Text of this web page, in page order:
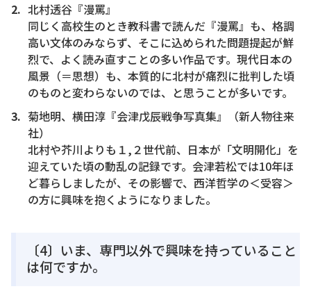
北村透谷『漫罵』
同じく高校生のとき教科書で読んだ『漫罵』も、格調
高い文体のみならず、そこに込められた問題提起が鮮
烈で、よく読み直すことの多い作品です。現代日本の
風景（＝思想）も、本質的に北村が痛烈に批判した頃
のものと変わらないのでは、と思うことが多いです。
菊地明、横田淳『会津戊辰戦争写真集』（新人物往来
社）
北村や芥川よりも１,２世代前、日本が「文明開化」を
迎えていた頃の動乱の記録です。会津若松では10年ほ
ど暮らしましたが、その影響で、西洋哲学の＜受容＞
の方に興味を抱くようになりました。
〔4〕いま、専門以外で興味を持っていること
は何ですか。